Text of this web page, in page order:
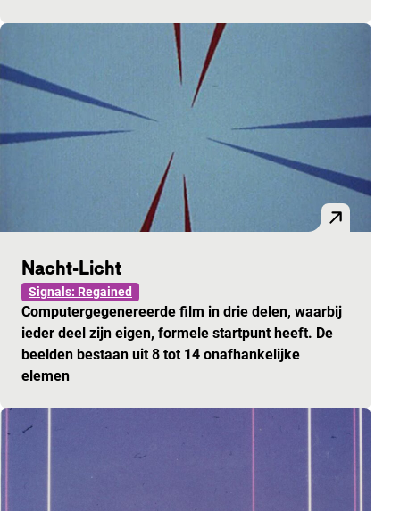
Nacht-Licht
Signals: Regained
Computergegenereerde film in drie delen, waarbij
ieder deel zijn eigen, formele startpunt heeft. De
beelden bestaan uit 8 tot 14 onafhankelijke
elemen